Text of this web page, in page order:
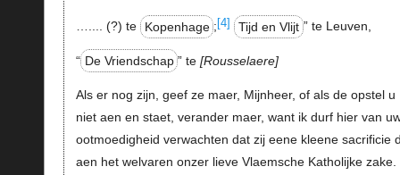
….... (?) te Kopenhage ; [4] Tijd en Vlijt ” te Leuven,
“ De Vriendschap ” te Rousselaere
Als er nog zijn, geef ze maer, Mijnheer, of als de opstel u
niet aen en staet, verander maer, want ik durf hier van
ootmoedigheid verwachten dat zij eene kleene sacrificie
aen het welvaren onzer lieve Vlaemsche Katholijke zake.